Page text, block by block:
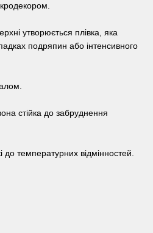
утворюється плівка, яка
подряпин або інтенсивного
стійка до забруднення
до температурних відмінностей.